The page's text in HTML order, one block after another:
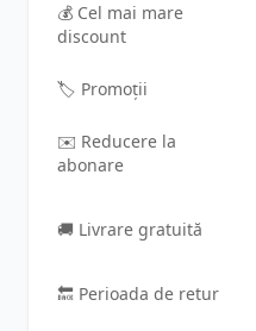
💰 Cel mai mare
discount
🏷️ Promoții
✉️ Reducere la
abonare
🚚 Livrare gratuită
🔙 Perioada de retur